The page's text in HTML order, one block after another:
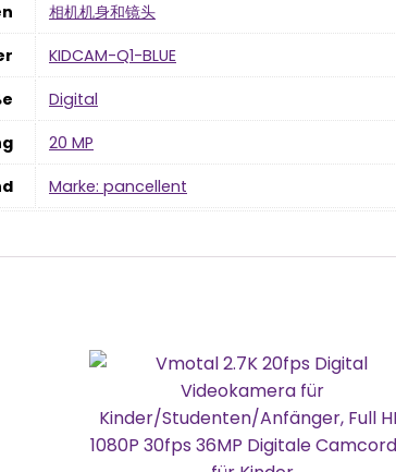
‎相机机身和镜头
‎KIDCAM-Q1-BLUE
‎Digital
‎20 MP
Marke: pancellent